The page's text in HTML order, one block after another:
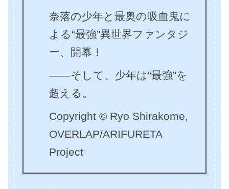
奈落の少年と最奥の吸血鬼に
よる“最強”異世界ファンタジ
ー、開幕！
――そして、少年は“最強”を
超える。
Copyright © Ryo Shirakome,
OVERLAP/ARIFURETA
Project